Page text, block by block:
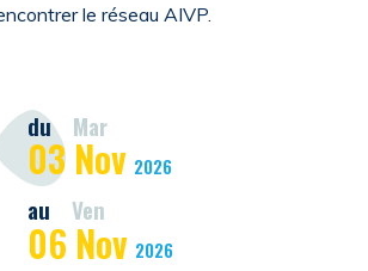
le réseau AIVP.
du Mar
03 Nov 2026
au Ven
06 Nov 2026